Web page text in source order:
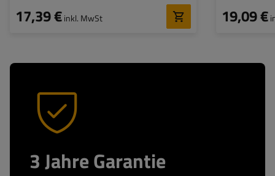
17,39 €inkl. MwSt 19,09 €
3 Jahre Garantie